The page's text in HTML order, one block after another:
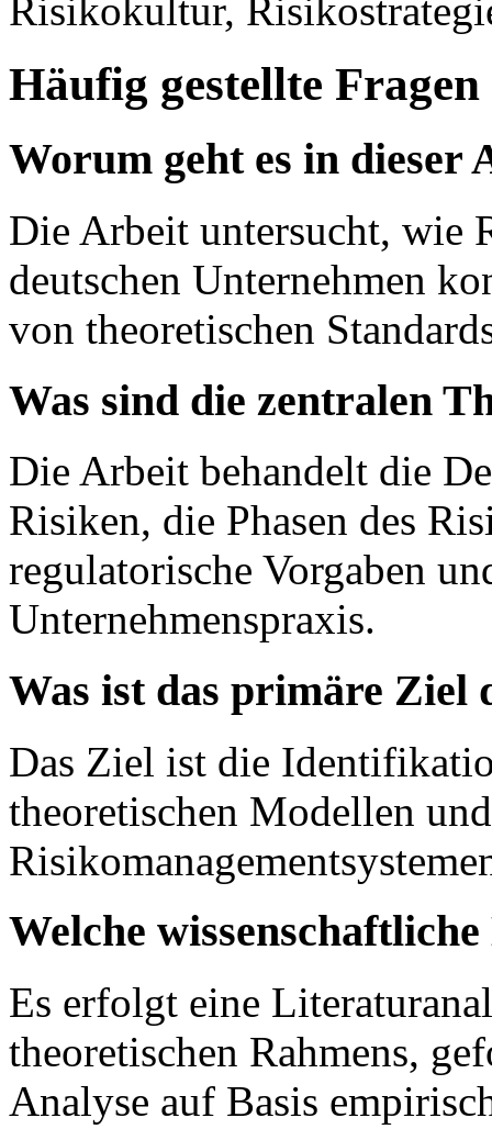
Risikokultur,
Häufig gestellte Fragen
Worum geht es in dieser
Die Arbeit untersucht, wie
deutschen Unternehmen
von theoretischen
Was sind die zentralen
Die Arbeit behandelt die
Risiken, die Phasen des
regulatorische Vorgaben
Unternehmenspraxis.
Was ist das primäre Ziel
Das Ziel ist die
theoretischen Modellen
Welche
Es erfolgt eine
theoretischen Rahmens,
Analyse auf Basis